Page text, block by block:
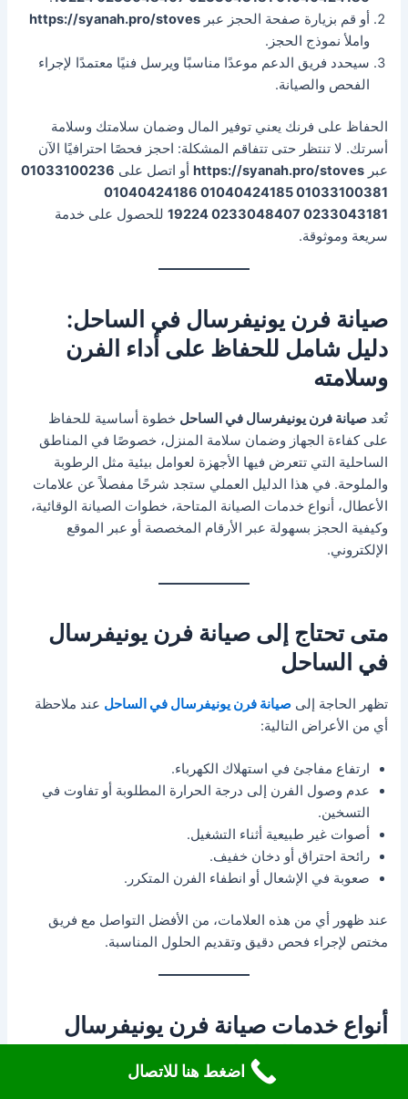
أو قم بزيارة صفحة الحجز عبرhttps://syanah.pro/stoves
واملأ نموذج الحجز.
سيحدد فريق الدعم موعدًا مناسبًا ويرسل فنيًا معتمدًا لإجراء
الفحص والصيانة.
الحفاظ على فرنك يعني توفير المال وضمان سلامتك وسلامة
أسرتك. لا تنتظر حتى تتفاقم المشكلة: احجز فحصًا احترافيًا الآن
عبرhttps://syanah.pro/stoves أو اتصل على 01033100236
01033100381 01040424185 01040424186
0233043181 0233048407 19224
للحصول على خدمة
سريعة وموثوقة.
صيانة فرن يونيفرسال في الساحل:
دليل شامل للحفاظ على أداء الفرن
وسلامته
تُعدصيانة فرن يونيفرسال في الساحل خطوة أساسية للحفاظ
على كفاءة الجهاز وضمان سلامة المنزل، خصوصًا في المناطق
الساحلية التي تتعرض فيها الأجهزة لعوامل بيئية مثل الرطوبة
والملوحة. في هذا الدليل العملي ستجد شرحًا مفصلاً عن علامات
الأعطال، أنواع خدمات الصيانة المتاحة، خطوات الصيانة الوقائية،
وكيفية الحجز بسهولة عبر الأرقام المخصصة أو عبر الموقع
الإلكتروني.
متى تحتاج إلى صيانة فرن يونيفرسال
في الساحل
تظهر الحاجة إلىصيانة فرن يونيفرسال في الساحل عند ملاحظة
أي من الأعراض التالية:
ارتفاع مفاجئ في استهلاك الكهرباء.
عدم وصول الفرن إلى درجة الحرارة المطلوبة أو تفاوت في
التسخين.
أصوات غير طبيعية أثناء التشغيل.
رائحة احتراق أو دخان خفيف.
صعوبة في الإشعال أو انطفاء الفرن المتكرر.
عند ظهور أي من هذه العلامات، من الأفضل التواصل مع فريق
مختص لإجراء فحص دقيق وتقديم الحلول المناسبة.
أنواع خدمات صيانة فرن يونيفرسال
المتوفرة بالساحل
اضغط هنا للاتصال